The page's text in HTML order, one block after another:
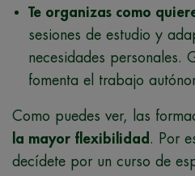
Te organizas como
sesiones de estudio y
necesidades personales.
fomenta el trabajo
Como puedes ver, las
la mayor flexibilidad . Por
decídete por un curso de